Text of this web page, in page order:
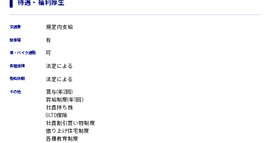
レジ
洗い場
ラウンダー営業
ルート営業
その他の専門職
施設管理・整備
呉市
時給制すべて
日給8000円～
待遇・福利厚生
交通費 規定内支給
駐車場 有
車・バイク通勤 可
各種保険 法定による
有給休暇 法定による
その他
賞与(年2回)
昇給制度(年1回)
社員持ち株
GLTD保険
社員割引買い物制度
借り上げ住宅制度
各種教育制度